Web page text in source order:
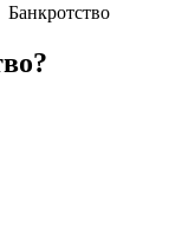
Банкротство